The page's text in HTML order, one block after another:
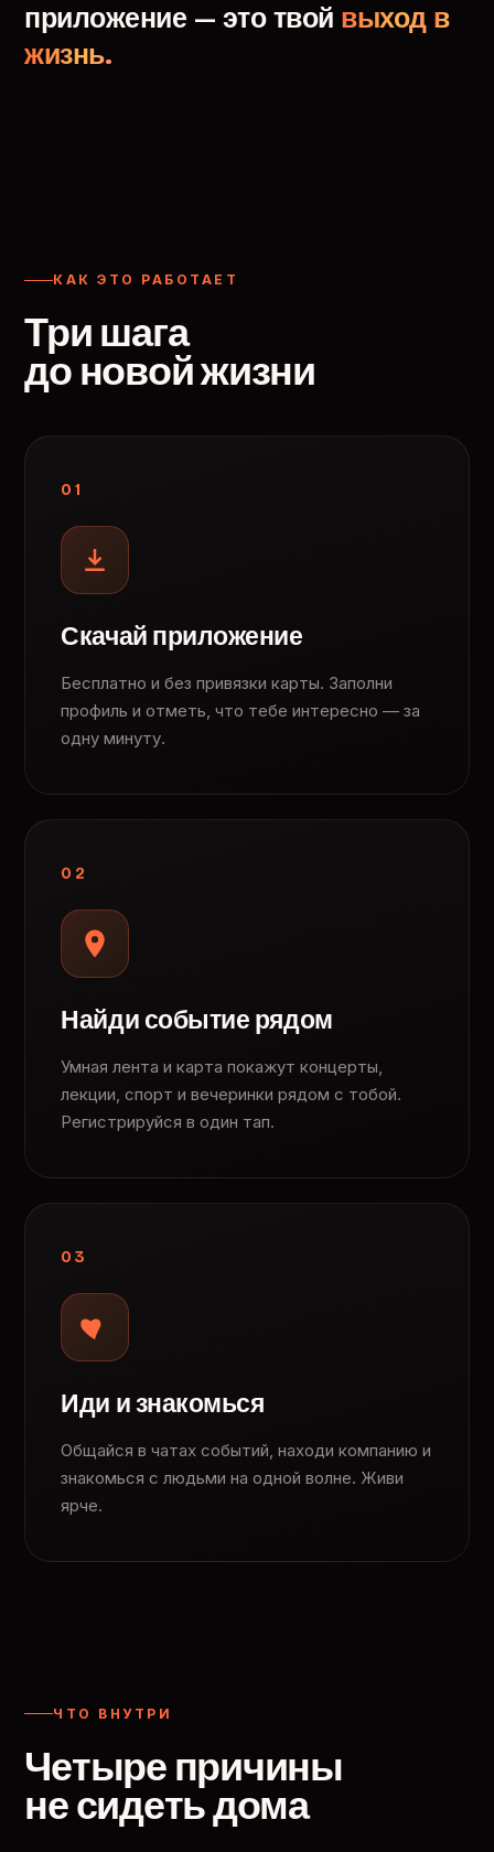
приложение — это твой выход в
жизнь.
КАК ЭТО РАБОТАЕТ
Три шага
до новой жизни
01
Скачай приложение
Бесплатно и без привязки карты. Заполни
профиль и отметь, что тебе интересно — за
одну минуту.
02
Найди событие рядом
Умная лента и карта покажут концерты,
лекции, спорт и вечеринки рядом с тобой.
Регистрируйся в один тап.
03
Иди и знакомься
Общайся в чатах событий, находи компанию и
знакомься с людьми на одной волне. Живи
ярче.
ЧТО ВНУТРИ
Четыре причины
не сидеть дома